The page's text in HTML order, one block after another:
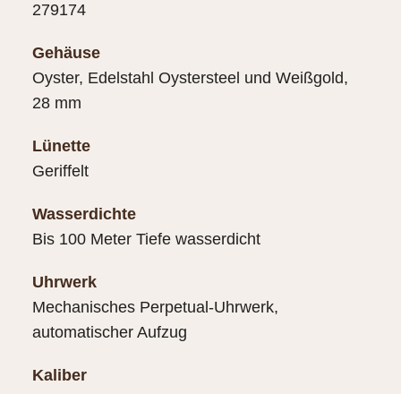
279174
Gehäuse
Oyster, Edelstahl Oystersteel und Weißgold,
28 mm
Lünette
Geriffelt
Wasserdichte
Bis 100 Meter Tiefe wasserdicht
Uhrwerk
Mechanisches Perpetual-Uhrwerk,
automatischer Aufzug
Kaliber